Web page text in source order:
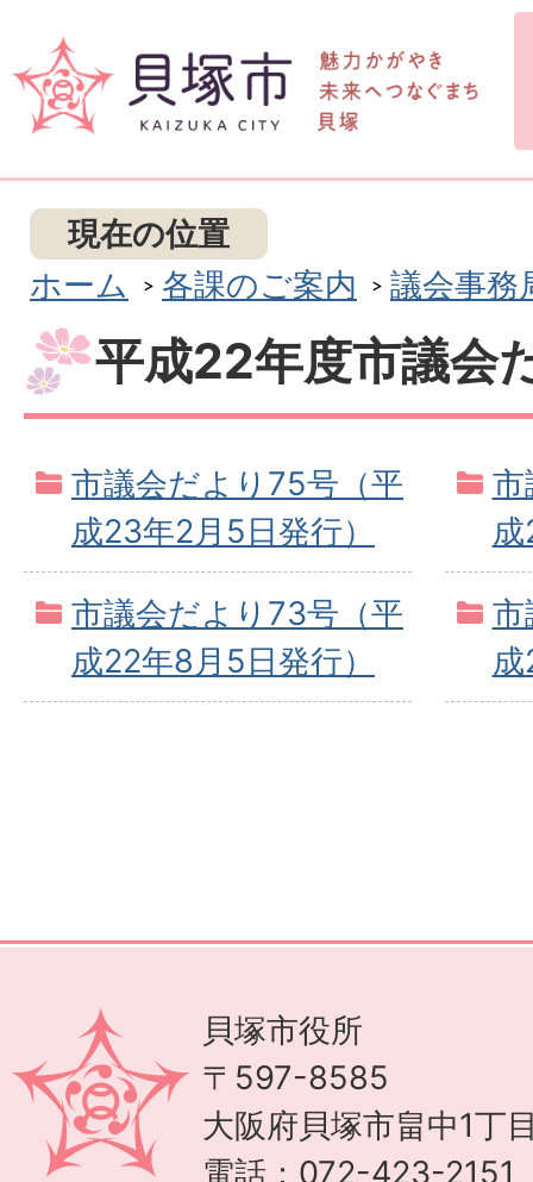
現在の位置
ホーム
各課のご案内 議会事務
平成22年度市議会
市議会だより75号（平
成23年2月5日発行）
市
市議会だより73号（平
成22年8月5日発行）
市
貝塚市役所
〒597-8585
大阪府貝塚市畠中1丁
電話：072-423-2151